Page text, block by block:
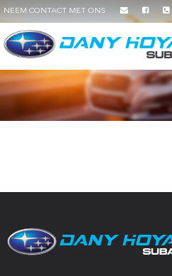
NEEM CONTACT MET ONS